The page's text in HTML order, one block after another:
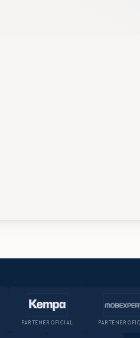
PARTENER OFICIAL PARTENER